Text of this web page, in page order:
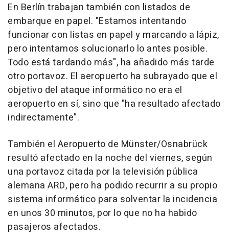
En Berlín trabajan también con listados de
embarque en papel. "Estamos intentando
funcionar con listas en papel y marcando a lápiz,
pero intentamos solucionarlo lo antes posible.
Todo está tardando más", ha añadido más tarde
otro portavoz. El aeropuerto ha subrayado que el
objetivo del ataque informático no era el
aeropuerto en sí, sino que "ha resultado afectado
indirectamente".
También el Aeropuerto de Münster/Osnabrück
resultó afectado en la noche del viernes, según
una portavoz citada por la televisión pública
alemana ARD, pero ha podido recurrir a su propio
sistema informático para solventar la incidencia
en unos 30 minutos, por lo que no ha habido
pasajeros afectados.